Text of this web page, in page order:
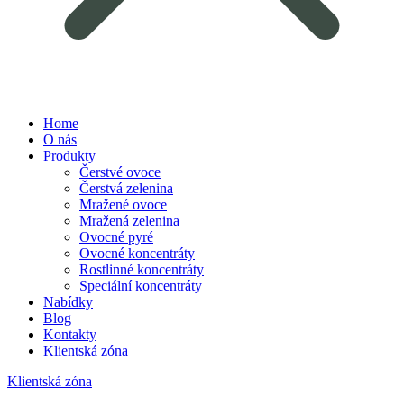
Home
O nás
Produkty
Čerstvé ovoce
Čerstvá zelenina
Mražené ovoce
Mražená zelenina
Ovocné pyré
Ovocné koncentráty
Rostlinné koncentráty
Speciální koncentráty
Nabídky
Blog
Kontakty
Klientská zóna
Klientská zóna